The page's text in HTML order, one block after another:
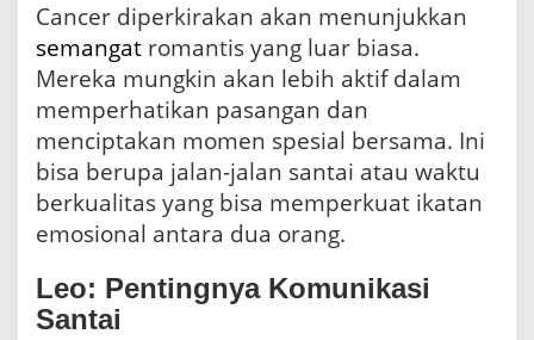
Cancer diperkirakan akan menunjukkan
semangat romantis yang luar biasa.
Mereka mungkin akan lebih aktif dalam
memperhatikan pasangan dan
menciptakan momen spesial bersama. Ini
bisa berupa jalan-jalan santai atau waktu
berkualitas yang bisa memperkuat ikatan
emosional antara dua orang.
Leo: Pentingnya Komunikasi
Santai